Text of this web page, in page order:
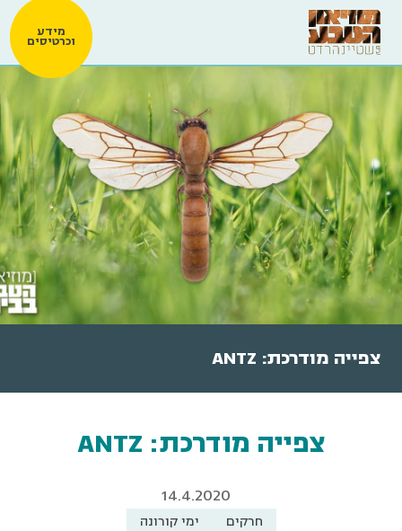
מידע
וכרטיסים
צפייה מודרכת: ANTZ
צפייה מודרכת: ANTZ
14.4.2020
חרקים ימי קורונה